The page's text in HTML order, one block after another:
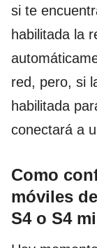
si te
habilitada la
red, pero, si
habilitada
conectará a
Como
móviles
S4 o S4